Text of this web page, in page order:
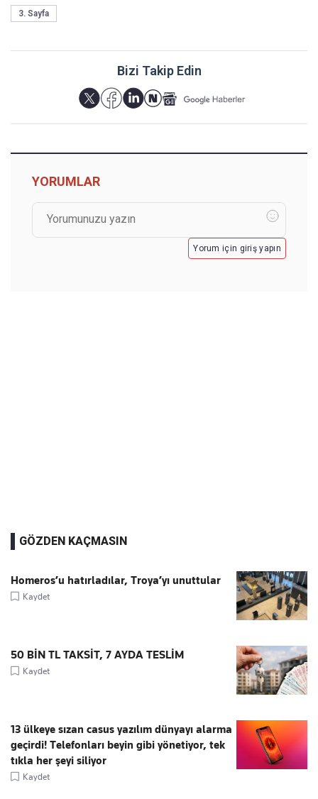
3. Sayfa
Bizi Takip Edin
YORUMLAR
Yorum için giriş yapın
GÖZDEN KAÇMASIN
Homeros’u hatırladılar, Troya’yı unuttular
Kaydet
50 BİN TL TAKSİT, 7 AYDA TESLİM
Kaydet
13 ülkeye sızan casus yazılım dünyayı alarma
geçirdi! Telefonları beyin gibi yönetiyor, tek
tıkla her şeyi siliyor
Kaydet